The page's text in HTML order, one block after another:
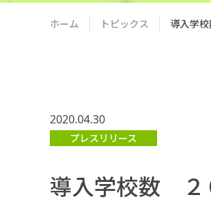
ホーム トピックス 導入学
2020.04.30
プレスリリース
導入学校数 ２